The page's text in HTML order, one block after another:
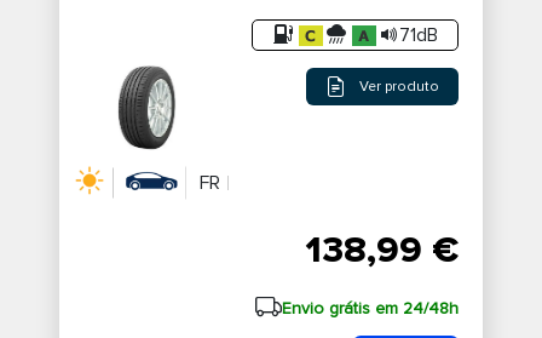
71dB
Ver produto
FR
138,99 €
Envio grátis em 24/48h